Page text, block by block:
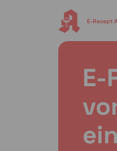
E-Rezept
E-